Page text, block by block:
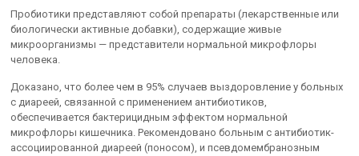
Пробиотики представляют собой препараты (лекарственные или
биологически активные добавки), содержащие живые
микроорганизмы — представители нормальной микрофлоры
человека.
Доказано, что более чем в 95% случаев выздоровление у больных
с диареей, связанной с применением антибиотиков,
обеспечивается бактерицидным эффектом нормальной
микрофлоры кишечника. Рекомендовано больным с антибиотик-
ассоциированной диареей (поносом), и псевдомембранозным